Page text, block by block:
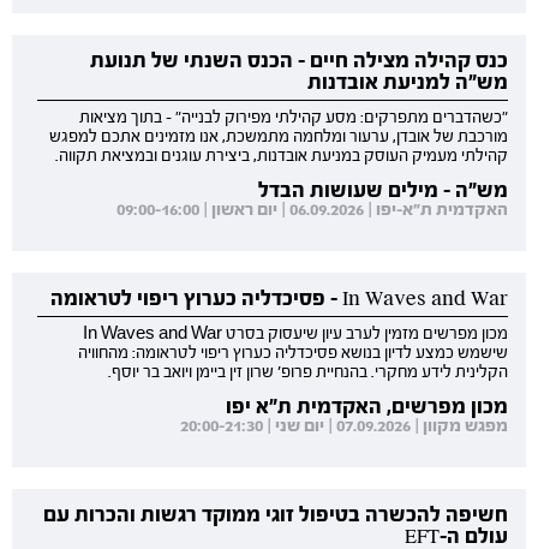
כנס קהילה מצילה חיים - הכנס השנתי של תנועת
מש"ה למניעת אובדנות
"כשהדברים מתפרקים: מסע קהילתי מפירוק לבנייה" - בתוך מציאות
מורכבת של אובדן, ערעור ומלחמה מתמשכת, אנו מזמינים אתכם למפגש
קהילתי מעמיק העוסק במניעת אובדנות, ביצירת עוגנים ובמציאת תקווה.
מש"ה - מילים שעושות הבדל
האקדמית ת"א-יפו | 06.09.2026 | יום ראשון | 09:00-16:00
In Waves and War - פסיכדליה כערוץ ריפוי לטראומה
מכון מפרשים מזמין לערב עיון שיעסוק בסרט In Waves and War
שישמש כמצע לדיון בנושא פסיכדליה כערוץ ריפוי לטראומה: מהחוויה
הקלינית לידע מחקרי. בהנחיית פרופ' שרון זין ביימן ויואב בר יוסף.
מכון מפרשים, האקדמית ת"א יפו
מפגש מקוון | 07.09.2026 | יום שני | 20:00-21:30
חשיפה להכשרה בטיפול זוגי ממוקד רגשות והכרות עם
עולם ה-EFT